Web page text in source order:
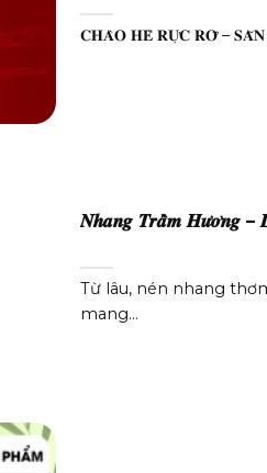
𝐂𝐇𝐀̀𝐎 𝐇𝐄̀ 𝐑𝐔̛̣𝐂 𝐑𝐎̛̃ – 𝐒𝐀̆𝐍
𝑵𝒉𝒂𝒏𝒈 𝑻𝒓𝒂̂̀𝒎 𝑯𝒖̛𝒐̛𝒏𝒈 –
Từ lâu, nén nhang
mang...